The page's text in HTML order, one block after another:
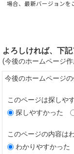
場合、最新バージョンを